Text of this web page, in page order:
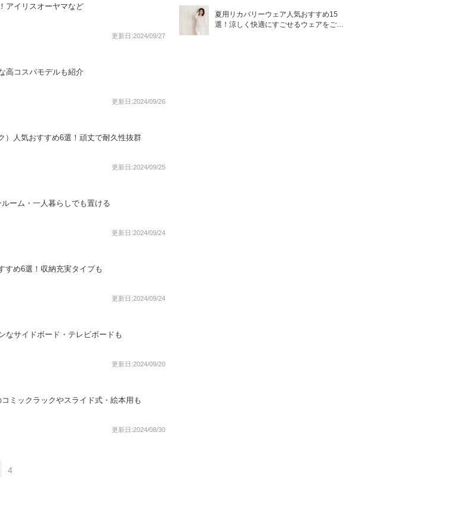
アイリスオーヤマなど
更新日:2024/09/27
高コスパモデルも紹介
更新日:2024/09/26
）人気おすすめ6選！頑丈で耐久性抜群
更新日:2024/09/25
ーム・一人暮らしでも置ける
更新日:2024/09/24
すめ6選！収納充実タイプも
更新日:2024/09/24
なサイドボード・テレビボードも
更新日:2024/09/20
ミックラックやスライド式・絵本用も
更新日:2024/08/30
4
夏用リカバリーウェア人気おすすめ15
選！涼しく快適にすごせるウェアをご紹